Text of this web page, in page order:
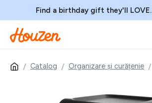
Find a birthday gift they'll LOVE.
Catalog Organizare și curățenie